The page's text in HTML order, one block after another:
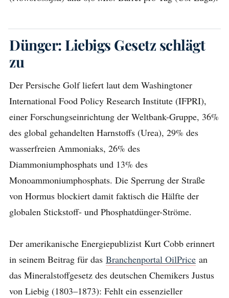
Dünger: Liebigs Gesetz schlägt
zu
Der Persische Golf liefert laut dem Washingtoner
International Food Policy Research Institute (IFPRI),
einer Forschungseinrichtung der Weltbank-Gruppe, 36%
des global gehandelten Harnstoffs (Urea), 29% des
wasserfreien Ammoniaks, 26% des
Diammoniumphosphats und 13% des
Monoammoniumphosphats. Die Sperrung der Straße
von Hormus blockiert damit faktisch die Hälfte der
globalen Stickstoff- und Phosphatdünger-Ströme.
Der amerikanische Energiepublizist Kurt Cobb erinnert
in seinem Beitrag für das Branchenportal OilPrice an
das Mineralstoffgesetz des deutschen Chemikers Justus
von Liebig (1803–1873): Fehlt ein essenzieller